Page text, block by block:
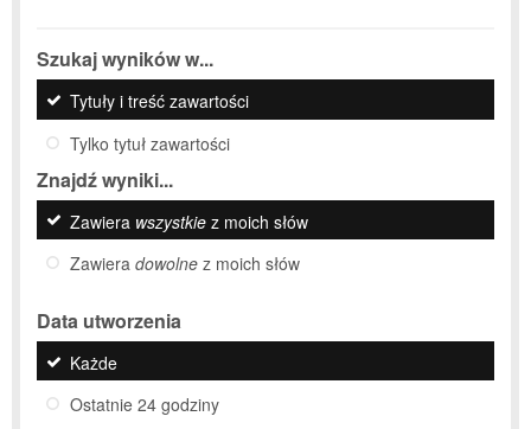
Szukaj wyników w...
Tytuły i treść zawartości
Tylko tytuł zawartości
Znajdź wyniki...
Zawiera wszystkie z moich słów
Zawiera dowolne z moich słów
Data utworzenia
Każde
Ostatnie 24 godziny